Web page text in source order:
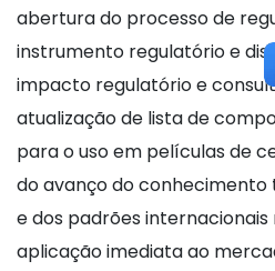
abertura do processo de
instrumento regulatório e
impacto regulatório e
atualização de lista de
para o uso em películas de
do avanço do
e dos padrões
aplicação imediata ao